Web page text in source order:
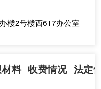
楼2号楼西617办公室
料 收费情况 法定